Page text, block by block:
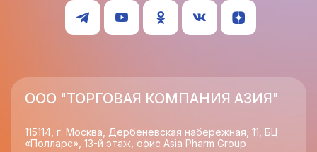
ООО "ТОРГОВАЯ КОМПАНИЯ АЗИЯ"
115114, г. Москва, Дербеневская набережная, 11, БЦ
«Полларс», 13-й этаж, офис Asia Pharm Group